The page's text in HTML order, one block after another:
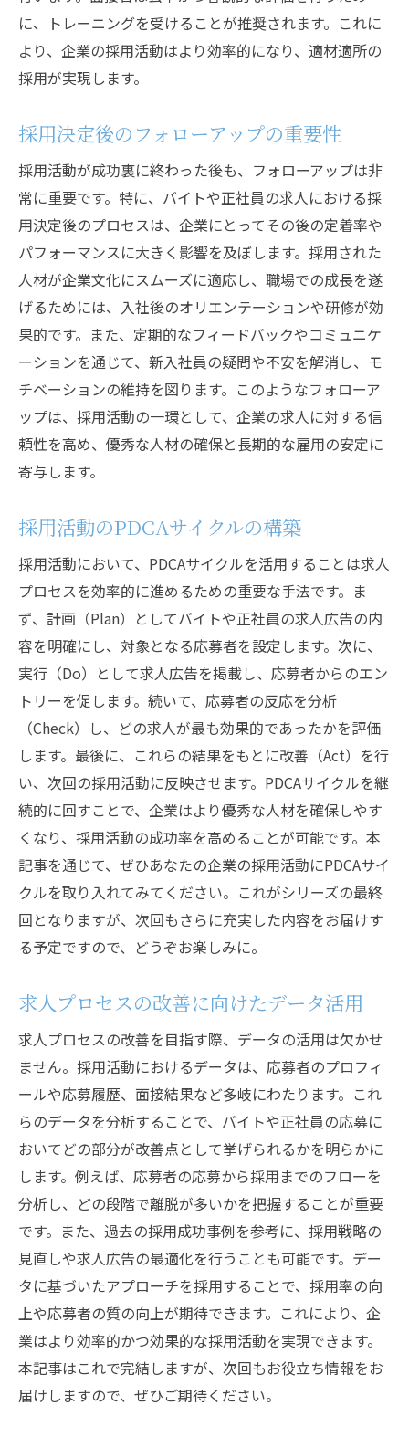
に、トレーニングを受けることが推奨されます。これに
より、企業の採用活動はより効率的になり、適材適所の
採用が実現します。
採用決定後のフォローアップの重要性
採用活動が成功裏に終わった後も、フォローアップは非
常に重要です。特に、バイトや正社員の求人における採
用決定後のプロセスは、企業にとってその後の定着率や
パフォーマンスに大きく影響を及ぼします。採用された
人材が企業文化にスムーズに適応し、職場での成長を遂
げるためには、入社後のオリエンテーションや研修が効
果的です。また、定期的なフィードバックやコミュニケ
ーションを通じて、新入社員の疑問や不安を解消し、モ
チベーションの維持を図ります。このようなフォローア
ップは、採用活動の一環として、企業の求人に対する信
頼性を高め、優秀な人材の確保と長期的な雇用の安定に
寄与します。
採用活動のPDCAサイクルの構築
採用活動において、PDCAサイクルを活用することは求人
プロセスを効率的に進めるための重要な手法です。ま
ず、計画（Plan）としてバイトや正社員の求人広告の内
容を明確にし、対象となる応募者を設定します。次に、
実行（Do）として求人広告を掲載し、応募者からのエン
トリーを促します。続いて、応募者の反応を分析
（Check）し、どの求人が最も効果的であったかを評価
します。最後に、これらの結果をもとに改善（Act）を行
い、次回の採用活動に反映させます。PDCAサイクルを継
続的に回すことで、企業はより優秀な人材を確保しやす
くなり、採用活動の成功率を高めることが可能です。本
記事を通じて、ぜひあなたの企業の採用活動にPDCAサイ
クルを取り入れてみてください。これがシリーズの最終
回となりますが、次回もさらに充実した内容をお届けす
る予定ですので、どうぞお楽しみに。
求人プロセスの改善に向けたデータ活用
求人プロセスの改善を目指す際、データの活用は欠かせ
ません。採用活動におけるデータは、応募者のプロフィ
ールや応募履歴、面接結果など多岐にわたります。これ
らのデータを分析することで、バイトや正社員の応募に
おいてどの部分が改善点として挙げられるかを明らかに
します。例えば、応募者の応募から採用までのフローを
分析し、どの段階で離脱が多いかを把握することが重要
です。また、過去の採用成功事例を参考に、採用戦略の
見直しや求人広告の最適化を行うことも可能です。デー
タに基づいたアプローチを採用することで、採用率の向
上や応募者の質の向上が期待できます。これにより、企
業はより効率的かつ効果的な採用活動を実現できます。
本記事はこれで完結しますが、次回もお役立ち情報をお
届けしますので、ぜひご期待ください。